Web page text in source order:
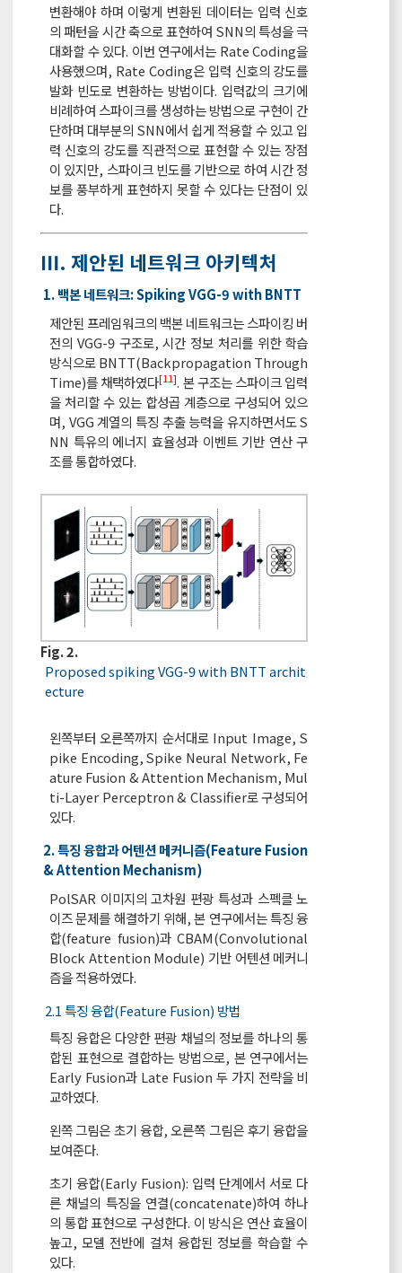
변환해야 하며 이렇게 변환된 데이터는 입력 신호
의 패턴을 시간 축으로 표현하여 SNN의 특성을 극
대화할 수 있다. 이번 연구에서는 Rate Coding을
사용했으며, Rate Coding은 입력 신호의 강도를
발화 빈도로 변환하는 방법이다. 입력값의 크기에
비례하여 스파이크를 생성하는 방법으로 구현이 간
단하며 대부분의 SNN에서 쉽게 적용할 수 있고 입
력 신호의 강도를 직관적으로 표현할 수 있는 장점
이 있지만, 스파이크 빈도를 기반으로 하여 시간 정
보를 풍부하게 표현하지 못할 수 있다는 단점이 있
다.
Ⅲ. 제안된 네트워크 아키텍처
1. 백본 네트워크: Spiking VGG-9 with BNTT
제안된 프레임워크의 백본 네트워크는 스파이킹 버
전의 VGG-9 구조로, 시간 정보 처리를 위한 학습
방식으로 BNTT(Backpropagation Through
Time)를 채택하였다[11]. 본 구조는 스파이크 입력
을 처리할 수 있는 합성곱 계층으로 구성되어 있으
며, VGG 계열의 특징 추출 능력을 유지하면서도 S
NN 특유의 에너지 효율성과 이벤트 기반 연산 구
조를 통합하였다.
Fig. 2.
Proposed spiking VGG-9 with BNTT archit
ecture
왼쪽부터 오른쪽까지 순서대로 Input Image, S
pike Encoding, Spike Neural Network, Fe
ature Fusion & Attention Mechanism, Mul
ti-Layer Perceptron & Classifier로 구성되어
있다.
2. 특징 융합과 어텐션 메커니즘(Feature Fusion
& Attention Mechanism)
PolSAR 이미지의 고차원 편광 특성과 스펙클 노
이즈 문제를 해결하기 위해, 본 연구에서는 특징 융
합(feature fusion)과 CBAM(Convolutional
Block Attention Module) 기반 어텐션 메커니
즘을 적용하였다.
2.1 특징 융합(Feature Fusion) 방법
특징 융합은 다양한 편광 채널의 정보를 하나의 통
합된 표현으로 결합하는 방법으로, 본 연구에서는
Early Fusion과 Late Fusion 두 가지 전략을 비
교하였다.
왼쪽 그림은 초기 융합, 오른쪽 그림은 후기 융합을
보여준다.
초기 융합(Early Fusion): 입력 단계에서 서로 다
른 채널의 특징을 연결(concatenate)하여 하나
의 통합 표현으로 구성한다. 이 방식은 연산 효율이
높고, 모델 전반에 걸쳐 융합된 정보를 학습할 수
있다.